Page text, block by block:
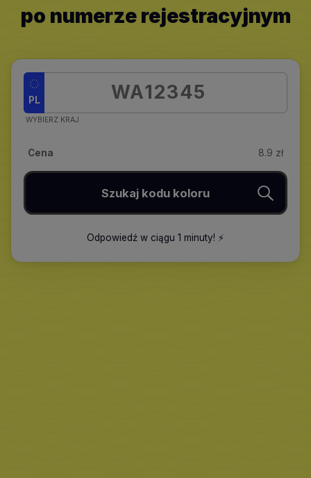
po numerze rejestracyjnym
PL
WYBIERZ KRAJ
Cena 8.9 zł
Szukaj kodu koloru
Odpowiedź w ciągu 1 minuty! ⚡️